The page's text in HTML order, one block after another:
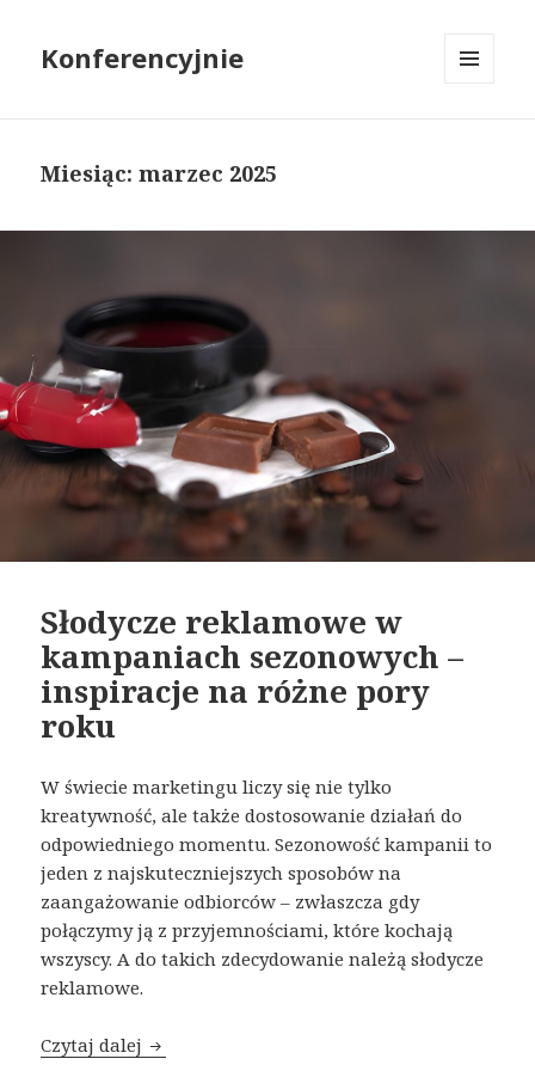
Konferencyjnie
Miesiąc: marzec 2025
Słodycze reklamowe w
kampaniach sezonowych –
inspiracje na różne pory
roku
W świecie marketingu liczy się nie tylko
kreatywność, ale także dostosowanie działań do
odpowiedniego momentu. Sezonowość kampanii to
jeden z najskuteczniejszych sposobów na
zaangażowanie odbiorców – zwłaszcza gdy
połączymy ją z przyjemnościami, które kochają
wszyscy. A do takich zdecydowanie należą słodycze
reklamowe.
Czytaj dalej Słodycze reklamowe w kampaniach